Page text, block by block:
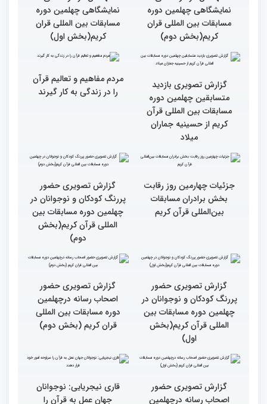
گزارش تصویری حضور
مهمانان در غرفه های
نمایشگاهی چهلمین دوره
مسابقات بین المللی قران
کریم(بخش دوم)
گزارش تصویری حضور
مهمانان در غرفه های
مسابقات بین المللی قران
کریم(بخش اول)
گزارش تصویری بازدید
متسابقین چهلمین دوره
مسابقات بین المللی قرآن
کریم از حسینیه جماران
میلاد
بخش برادران مسابقات
بین‌المللی قرآن کریم
گزارش تصویری حضور
پررنگ کودکان و نوجوانان در
چهلمین دوره مسابقات بین
المللی قرآن کریم(بخش
دوم)
گزارش تصویری حضور
پررنگ کودکان و نوجوانان در
چهلمین دوره مسابقات بین
المللی قرآن کریم(بخش
اول)
اصحاب رسانه درچهلمین
دوره مسابقات بین المللی
قران کریم (بخش دوم)